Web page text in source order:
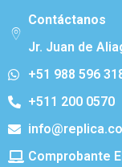
Contáctanos
Jr. Juan de
+51 988 596
+511 200 0570
Comprobante